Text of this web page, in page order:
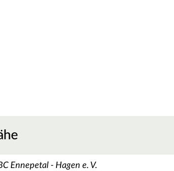
Ennepetal - Hagen e. V.